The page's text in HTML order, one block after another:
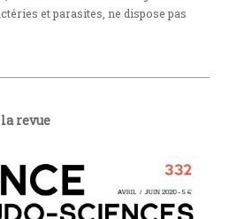
et parasites, ne dispose pas
revue